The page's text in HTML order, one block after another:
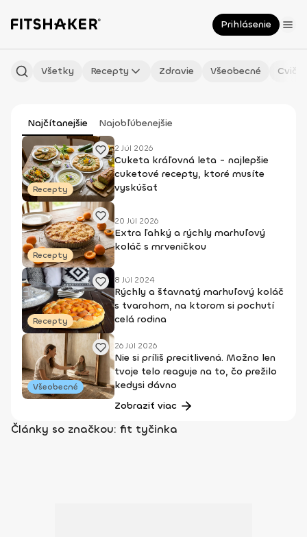
Prihlásenie
Všetky Recepty Zdravie Všeobecné
Najčítanejšie Najobľúbenejšie
Recepty
2 Júl 2026
Cuketa kráľovná leta - najlepšie
cuketové recepty, ktoré musíte
vyskúšať
Recepty
20 Júl 2026
Extra ľahký a rýchly marhuľový
koláč s mrveničkou
Recepty
8 Júl 2024
Rýchly a šťavnatý marhuľový koláč
s tvarohom, na ktorom si pochutí
celá rodina
Všeobecné
26 Júl 2026
Nie si príliš precitlivená. Možno len
tvoje telo reaguje na to, čo prežilo
kedysi dávno
Zobraziť viac
Články so značkou: fit tyčinka